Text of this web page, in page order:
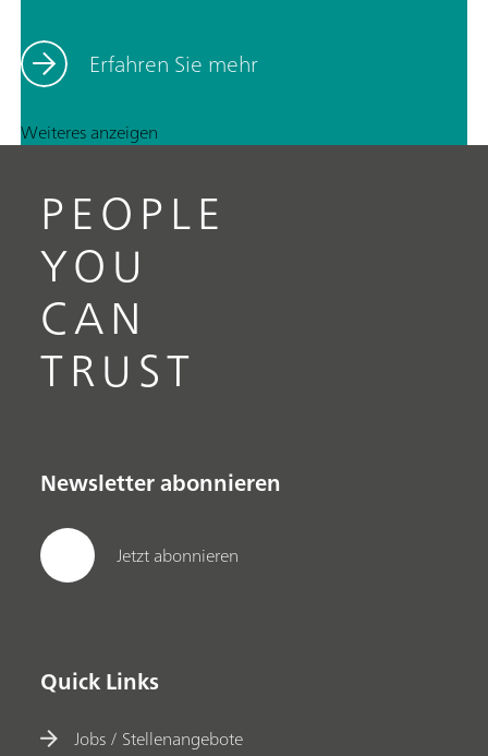
Erfahren Sie mehr
Weiteres anzeigen
PEOPLE
YOU
CAN
TRUST
Newsletter abonnieren
Jetzt abonnieren
Quick Links
Jobs / Stellenangebote